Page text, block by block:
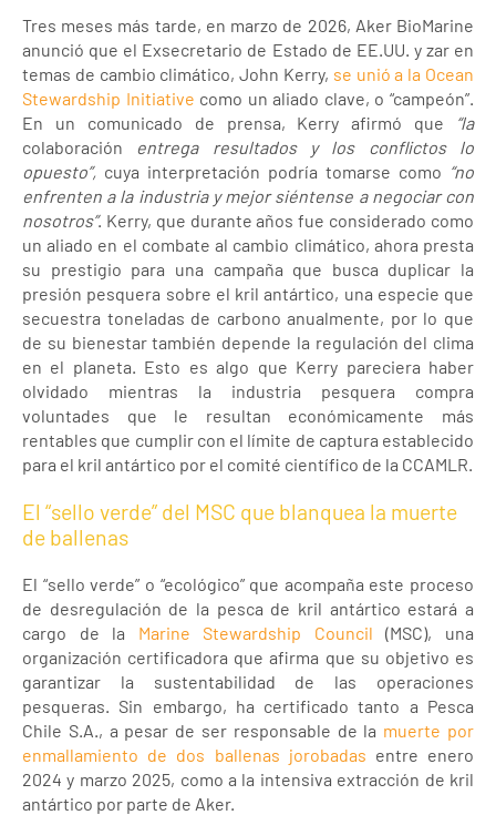
Tres meses más tarde, en marzo de 2026, Aker BioMarine
anunció que el Exsecretario de Estado de EE.UU. y zar en
temas de cambio climático, John Kerry, se unió a la Ocean
Stewardship Initiative como un aliado clave, o “campeón”.
En un comunicado de prensa, Kerry afirmó que
“la
colaboración entrega resultados y los conflictos lo
opuesto”, cuya interpretación podría tomarse como “no
enfrenten a la industria y mejor siéntense a negociar con
nosotros”. Kerry, que durante años fue considerado como
un aliado en el combate al cambio climático, ahora presta
su prestigio para una campaña que busca duplicar la
presión pesquera sobre el kril antártico, una especie que
secuestra toneladas de carbono anualmente, por lo que
de su bienestar también depende la regulación del clima
en el planeta. Esto es algo que Kerry pareciera haber
olvidado mientras la industria pesquera compra
voluntades que le resultan económicamente más
rentables que cumplir con el límite de captura establecido
para el kril antártico por el comité científico de la CCAMLR.
El “sello verde” del MSC que blanquea la muerte
de ballenas
El “sello verde” o “ecológico” que acompaña este proceso
de desregulación de la pesca de kril antártico estará a
cargo de la Marine Stewardship Council (MSC), una
organización certificadora que afirma que su objetivo es
garantizar la sustentabilidad de las operaciones
pesqueras. Sin embargo, ha certificado tanto a Pesca
Chile S.A., a pesar de ser responsable de la muerte por
enmallamiento de dos ballenas jorobadas entre enero
2024 y marzo 2025, como a la intensiva extracción de kril
antártico por parte de Aker.